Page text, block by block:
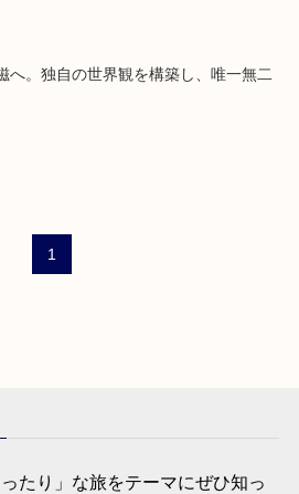
へ。独自の世界観を構築し、唯一無二
1
たり」な旅をテーマにぜひ知っ